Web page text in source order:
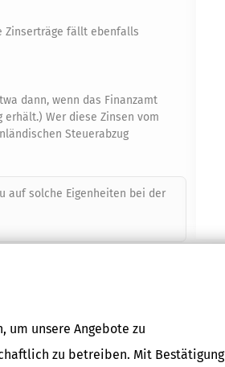
um unsere Angebote zu
zu betreiben. Mit Bestätigung
Zinserträge fällt ebenfalls
dann, wenn das Finanzamt
Wer diese Zinsen vom
Steuerabzug
auf solche Eigenheiten bei der
hat, muss die Anlage KAP
der Einkommensteuererklärung,